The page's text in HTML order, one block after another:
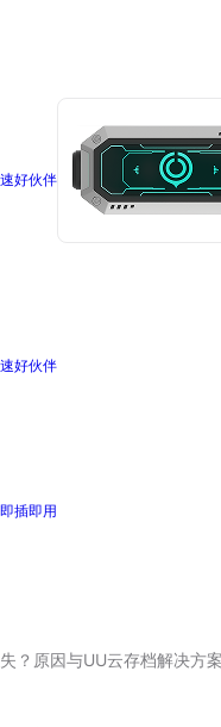
好伙伴
好伙伴
插即用
？原因与UU云存档解决方